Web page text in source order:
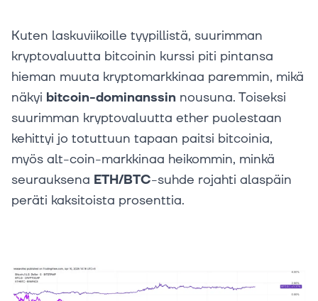
Kuten laskuviikoille tyypillistä, suurimman
kryptovaluutta bitcoinin kurssi piti pintansa
hieman muuta kryptomarkkinaa paremmin, mikä
näkyi bitcoin-dominanssin nousuna. Toiseksi
suurimman kryptovaluutta ether puolestaan
kehittyi jo totuttuun tapaan paitsi bitcoinia,
myös alt-coin-markkinaa heikommin, minkä
seurauksena ETH/BTC-suhde rojahti alaspäin
peräti kaksitoista prosenttia.